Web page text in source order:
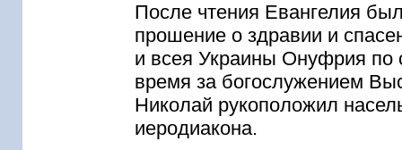
После чтения Евангелия
прошение о здравии и
и всея Украины Онуфрия по
время за богослужением
Николай рукоположил
иеродиакона.